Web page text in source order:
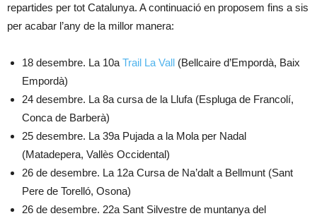
repartides per tot Catalunya. A continuació en proposem fins a sis
per acabar l’any de la millor manera:
18 desembre. La 10a Trail La Vall (Bellcaire d’Empordà, Baix
Empordà)
24 desembre. La 8a cursa de la Llufa (Espluga de Francolí,
Conca de Barberà)
25 desembre. La 39a Pujada a la Mola per Nadal
(Matadepera, Vallès Occidental)
26 de desembre. La 12a Cursa de Na’dalt a Bellmunt (Sant
Pere de Torelló, Osona)
26 de desembre. 22a Sant Silvestre de muntanya del